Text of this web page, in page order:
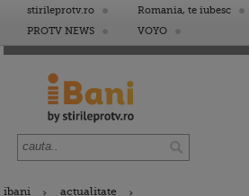
stirileprotv.ro Romania, te iubesc
PROTV NEWS
VOYO
ibani
actualitate